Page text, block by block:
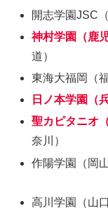
開志学園
神村学園（鹿児
道）
東海大福岡
日ノ本学園（
聖カピタニオ
奈川）
作陽学園（
高川学園（